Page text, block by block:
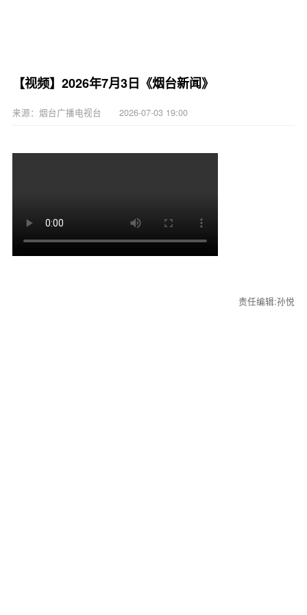
【视频】2026年7月3日《烟台新闻》
来源：烟台广播电视台 2026-07-03 19:00
责任编辑:孙悦